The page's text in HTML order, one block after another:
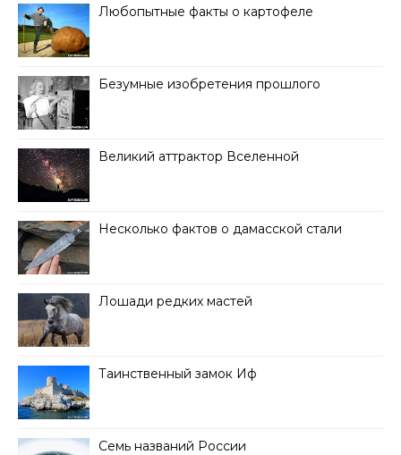
Любопытные факты о картофеле
Безумные изобретения прошлого
Великий аттрактор Вселенной
Несколько фактов о дамасской стали
Лошади редких мастей
Таинственный замок Иф
Семь названий России